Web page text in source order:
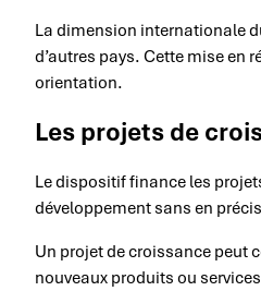
La dimension internationale
d’autres pays. Cette mise en
orientation.
Les projets de
Le dispositif finance les
développement sans en
Un projet de croissance peut
nouveaux produits ou